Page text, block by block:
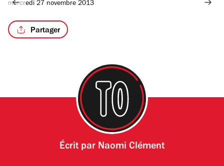
mercredi 27 novembre 2013
Partager
Écrit par Naomi Clément